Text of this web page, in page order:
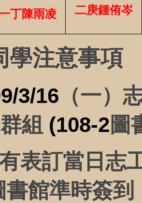
丁陳雨凌 二庚鍾侑岑
學注意事項
3/16 （一）
群組 (108-2圖
表訂當日志
書館準時簽